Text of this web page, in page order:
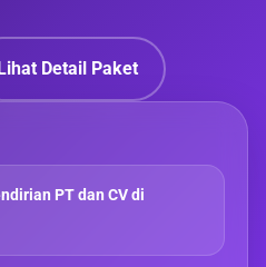
Detail Paket
PT dan CV di